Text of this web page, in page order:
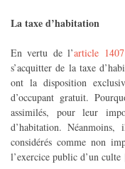
La taxe d’habitation
En vertu de l’article
s’acquitter de la taxe
ont la disposition
d’occupant gratuit.
assimilés, pour leur
d’habitation.
considérés comme non
l’exercice public d’un culte